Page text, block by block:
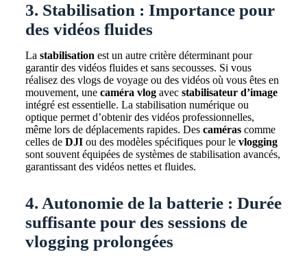
3. Stabilisation : Importance pour
des vidéos fluides
La stabilisation est un autre critère déterminant pour
garantir des vidéos fluides et sans secousses. Si vous
réalisez des vlogs de voyage ou des vidéos où vous êtes en
mouvement, une caméra vlogavec stabilisateur d’image
intégré est essentielle. La stabilisation numérique ou
optique permet d’obtenir des vidéos professionnelles,
même lors de déplacements rapides. Des camérascomme
celles de DJIou des modèles spécifiques pour le vlogging
sont souvent équipées de systèmes de stabilisation avancés,
garantissant des vidéos nettes et fluides.
4. Autonomie de la batterie : Durée
suffisante pour des sessions de
vlogging prolongées